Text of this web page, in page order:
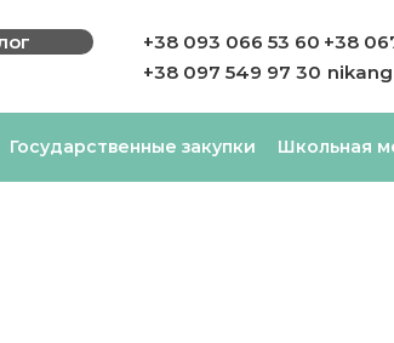
+38 093 066 53 60
+38 097 549 97 30
+38
Государственные закупки Школьная